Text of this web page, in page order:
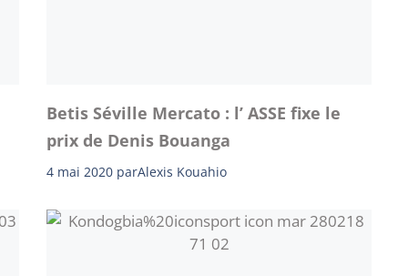
Betis Séville Mercato : l’ ASSE fixe le
prix de Denis Bouanga
4 mai 2020 parAlexis Kouahio